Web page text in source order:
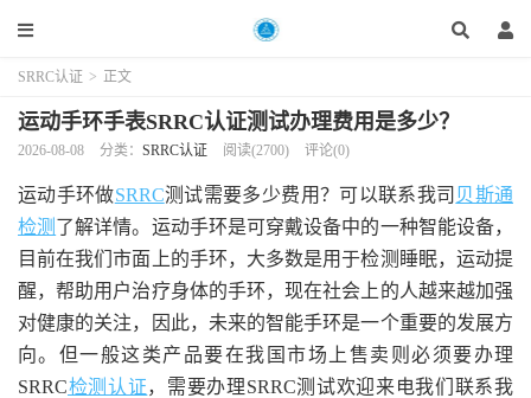
SRRC认证 > 正文
运动手环手表SRRC认证测试办理费用是多少？
2026-08-08 分类： SRRC认证 阅读(2700) 评论(0)
运动手环做SRRC测试需要多少费用？可以联系我司 贝斯通
检测 了解详情。运动手环是可穿戴设备中的一种智能设备，
目前在我们市面上的手环，大多数是用于检测睡眠，运动提
醒，帮助用户治疗身体的手环，现在社会上的人越来越加强
对健康的关注，因此，未来的智能手环是一个重要的发展方
向。但一般这类产品要在我国市场上售卖则必须要办理
SRRC检测认证，需要办理SRRC测试欢迎来电我们联系我